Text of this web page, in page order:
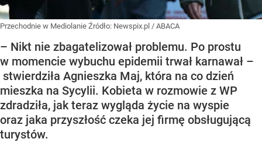
Przechodnie w Mediolanie Źródło: Newspix.pl / ABACA
– Nikt nie zbagatelizował problemu. Po prostu
w momencie wybuchu epidemii trwał karnawał –
stwierdziła Agnieszka Maj, która na co dzień
mieszka na Sycylii. Kobieta w rozmowie z WP
zdradziła, jak teraz wygląda życie na wyspie
oraz jaka przyszłość czeka jej firmę obsługującą
turystów.